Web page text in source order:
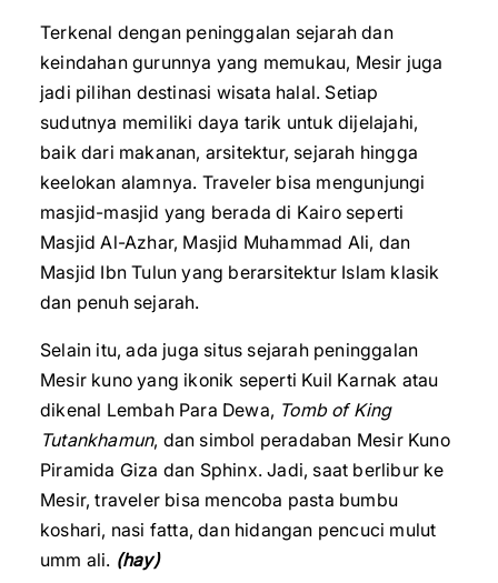
Terkenal dengan peninggalan sejarah dan
keindahan gurunnya yang memukau, Mesir juga
jadi pilihan destinasi wisata halal. Setiap
sudutnya memiliki daya tarik untuk dijelajahi,
baik dari makanan, arsitektur, sejarah hingga
keelokan alamnya. Traveler bisa mengunjungi
masjid-masjid yang berada di Kairo seperti
Masjid Al-Azhar, Masjid Muhammad Ali, dan
Masjid Ibn Tulun yang berarsitektur Islam klasik
dan penuh sejarah.
Selain itu, ada juga situs sejarah peninggalan
Mesir kuno yang ikonik seperti Kuil Karnak atau
dikenal Lembah Para Dewa, Tomb of King
Tutankhamun, dan simbol peradaban Mesir Kuno
Piramida Giza dan Sphinx. Jadi, saat berlibur ke
Mesir, traveler bisa mencoba pasta bumbu
koshari, nasi fatta, dan hidangan pencuci mulut
umm ali. (hay)